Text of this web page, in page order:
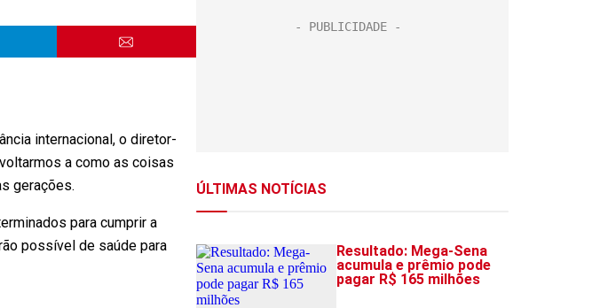
internacional, o diretor-
a como as coisas
gerações.
para cumprir a
possível de saúde para